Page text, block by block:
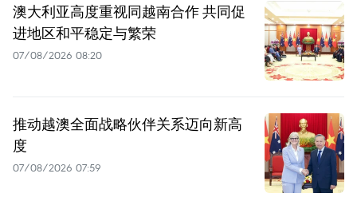
澳大利亚高度重视同越南合作 共同促
进地区和平稳定与繁荣
07/08/2026 08:20
推动越澳全面战略伙伴关系迈向新高
度
07/08/2026 07:59